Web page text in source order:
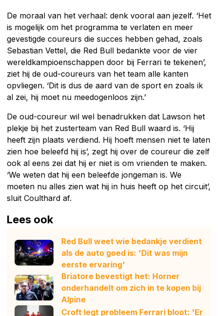
De moraal van het verhaal: denk vooral aan jezelf. ‘Het
is mogelijk om het programma te verlaten en meer
gevestigde coureurs die succes hebben gehad, zoals
Sebastian Vettel, die Red Bull bedankte voor de vier
wereldkampioenschappen door bij Ferrari te tekenen’,
ziet hij de oud-coureurs van het team alle kanten
opvliegen. ‘Dit is dus de aard van de sport en zoals ik
al zei, hij moet nu meedogenloos zijn.’
De oud-coureur wil wel benadrukken dat Lawson het
plekje bij het zusterteam van Red Bull waard is. ‘Hij
heeft zijn plaats verdiend. Hij hoeft mensen niet te laten
zien hoe beleefd hij is’, zegt hij over de coureur die zelf
ook al eens zei dat hij er niet is om vrienden te maken.
‘We weten dat hij een beleefde jongeman is. We
moeten nu alles zien wat hij in huis heeft op het circuit’,
sluit Coulthard af.
Lees ook
Red Bull weet wie bedankje verdient
als de auto goed is: 'Dit was mijn
eerste ervaring'
Briatore bevestigt het: Horner
onderhandelt om zich in te kopen bij
Alpine
Croft legt probleem Ferrari bloot: 'Er